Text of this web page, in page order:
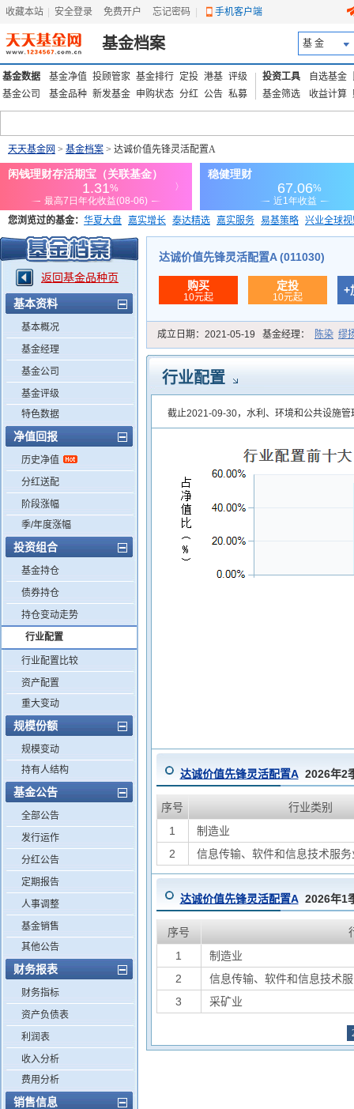
收藏本站 安全登录 免费开户 忘记密码 手机客户端
基金档案 基 金
基金数据 基金净值 投顾管家 基金排行 定投 港基 评级
基金公司
基金品种 新发基金 申购状态 分红 公告 私募
投资工具 自选基金
基金筛选
收益计算
天天基金网 > 基金档案 > 达诚价值先锋灵活配置A
您浏览过的基金： 华夏大盘 嘉实增长 泰达精选 嘉实服务 易基策略 兴业全球
添富优势 华安宏利 上证180价值ETF
返回基金品种页
基本资料
基本概况
基金经理
基金公司
基金评级
特色数据
净值回报
历史净值
分红送配
阶段涨幅
季/年度涨幅
投资组合
基金持仓
债券持仓
持仓变动走势
行业配置
行业配置比较
资产配置
重大变动
规模份额
规模变动
持有人结构
基金公告
全部公告
发行运作
分红公告
定期报告
人事调整
基金销售
其他公告
财务报表
财务指标
资产负债表
利润表
收入分析
费用分析
销售信息
达诚价值先锋灵活配置A (011030)
购买
10元起
定投
10元起
+
成立日期： 2021-05-19 基金经理： 陈染 缪
行业配置
截止2021-09-30，水利、环境和公共设施
达诚价值先锋灵活配置A2026年2
序号
行业类别
1
制造业
2
信息传输、软件和信息技术服务
达诚价值先锋灵活配置A2026年1
序号
1
制造业
2
信息传输、软件和信息技术
3
采矿业